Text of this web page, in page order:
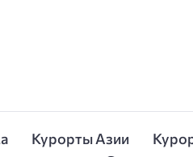
Курорты Азии